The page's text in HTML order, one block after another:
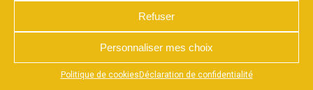
Refuser
Personnaliser mes choix
Politique de cookies Déclaration de confidentialité
Appuyez sur le bouton partager en bas de votre